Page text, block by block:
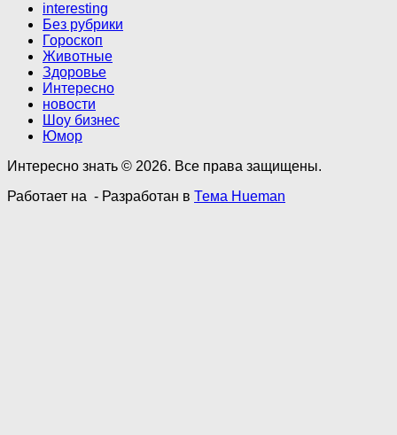
interesting
Без рубрики
Гороскоп
Животные
Здоровье
Интересно
новости
Шоу бизнес
Юмор
Интересно знать © 2026. Все права защищены.
Работает на - Разработан в Тема Hueman